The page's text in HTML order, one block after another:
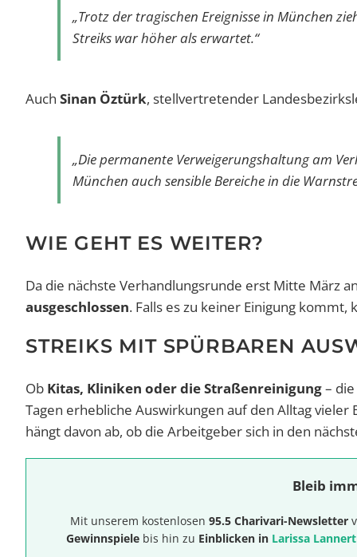
„Trotz der tragischen Ereignisse in München
Streiks war höher als erwartet.“
Auch Sinan Öztürk, stellvertretender
„Die permanente Verweigerungshaltung am
München auch sensible Bereiche in die
WIE GEHT ES WEITER?
Da die nächste Verhandlungsrunde erst Mitte März
ausgeschlossen. Falls es zu keiner Einigung
STREIKS MIT SPÜRBAREN
Ob Kitas, Kliniken oder die Straßenreinigung–
Tagen erhebliche Auswirkungen auf den Alltag
hängt davon ab, ob die Arbeitgeber sich in den
Bleib
Mit unserem kostenlosen 95.5 Charivari-Newsletter
Gewinnspiele bis hin zu Einblicken in Larissa